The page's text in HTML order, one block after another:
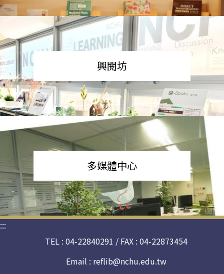
興閱坊
多媒體中心
:::
TEL : 04-22840291 / FAX : 04-22873454
Email : reflib@nchu.edu.tw